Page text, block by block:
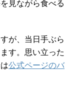
見ながら食べる
が、当日手ぶら
す。思い立った
公式ページのバ